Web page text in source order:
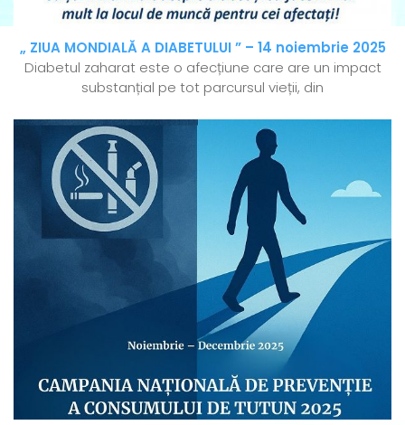
„ ZIUA MONDIALĂ A DIABETULUI ” – 14 noiembrie 2025
Diabetul zaharat este o afecțiune care are un impact
substanțial pe tot parcursul vieții, din